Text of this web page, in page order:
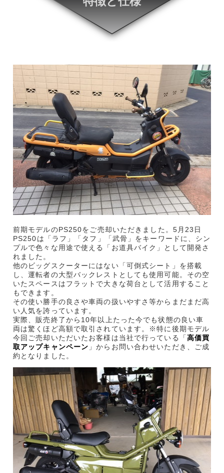
前期モデルのPS250をご売却いただきました。5月23日
PS250は「ラフ」「タフ」「武骨」をキーワードに、シン
プルで色々な用途で使える「お道具バイク」として開発さ
れました。
他のビッグスクーターにはない「可倒式シート」を搭載
し、運転者の大型バックレストとしても使用可能。その空
いたスペースはフラットで大きな荷台として活用すること
もできます。
その使い勝手の良さや車両の扱いやすさ等からまだまだ高
い人気を誇っています。
実際、販売終了から10年以上たった今でも状態の良い車
両は驚くほど高額で取引されています。※特に後期モデル
今回ご売却いただいたお客様は当社で行っている「高価買
取アップキャンペーン 」からお問い合わせいただき、ご成
約となりました。